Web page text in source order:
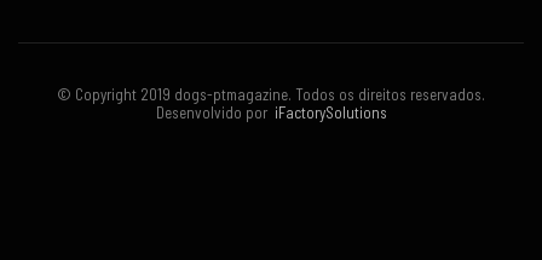
© Copyright 2019 dogs-ptmagazine. Todos os direitos reservados.
Desenvolvido poriFactorySolutions